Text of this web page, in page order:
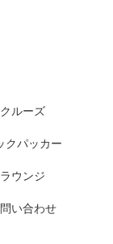
クルーズ
クパッカー
ラウンジ
い合わせ